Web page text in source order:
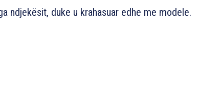
ndjekësit, duke u krahasuar edhe me modele.